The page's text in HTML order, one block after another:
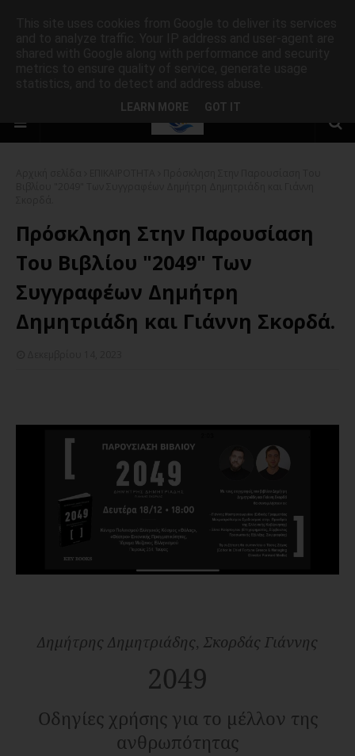
Πρόσκληση Στην Παρουσίαση
Του Βιβλίου "2049" Των
Συγγραφέων Δημήτρη
Δημητριάδη και Γιάννη Σκορδά.
Δημήτρης Δημητριάδης, Σκορδάς Γιάννης
2049
Οδηγίες χρήσης για το μέλλον της
ανθρωπότητας
LEARN MORE GOT IT